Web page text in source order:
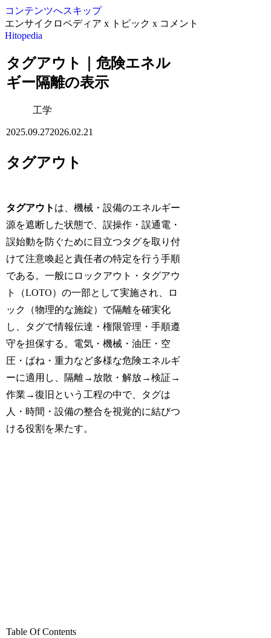
コンテンツへスキップ
エンサイクロペディア x トピック x コメント
Hitopedia
タグアウト｜危険エネル
ギー隔離の表示
工学
2025.09.272026.02.21
タグアウト
タグアウト は、機械・設備のエネルギー
源を遮断した状態で、誤操作・誤通電・
誤始動を防ぐために目立つタグを取り付
けて注意喚起と責任者の特定を行う手順
である。一般にロックアウト・タグアウ
ト（LOTO）の一部として実施され、ロ
ック（物理的な施錠）で隔離を確実化
し、タグで情報伝達・権限管理・手順遵
守を担保する。電気・機械・油圧・空
圧・ばね・重力など多様な危険エネルギ
ーに適用し、隔離→放散・解放→検証→
作業→復旧という工程の中で、タグは
人・時間・設備の整合を視覚的に結びつ
ける役割を果たす。
Table Of Contents